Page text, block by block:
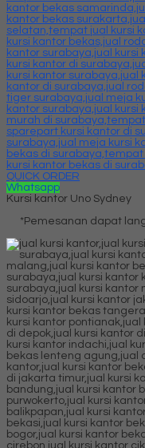
QUICK ORDER
Whatsapp
Kursi kantor Uno Sydney
*Pemesanan dapat